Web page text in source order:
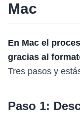
Mac
En Mac el
gracias al
Tres pasos y
Paso 1: